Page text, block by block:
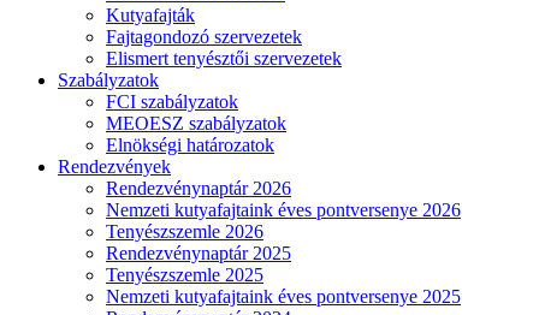
Kutyafajták
Fajtagondozó szervezetek
Elismert tenyésztői szervezetek
Szabályzatok
FCI szabályzatok
MEOESZ szabályzatok
Elnökségi határozatok
Rendezvények
Rendezvénynaptár 2026
Nemzeti kutyafajtaink éves pontversenye 2026
Tenyészszemle 2026
Rendezvénynaptár 2025
Tenyészszemle 2025
Nemzeti kutyafajtaink éves pontversenye 2025